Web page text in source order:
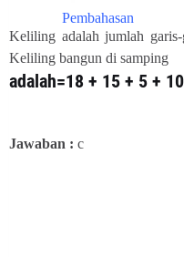
Pembahasan
Keliling adalah jumlah garis-
Keliling bangun di samping
adalah=18 + 15 + 5 +
Jawaban : c